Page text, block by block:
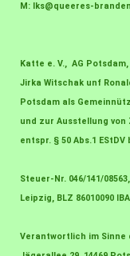
M:
lks@queeres-
Katte e. V., AG
Jirka Witschak unf
Potsdam als
und zur Ausstellung
entspr. § 50 Abs.1
Steuer-Nr. 046/141/
Leipzig, BLZ 86010090
Verantwortlich im Sinne